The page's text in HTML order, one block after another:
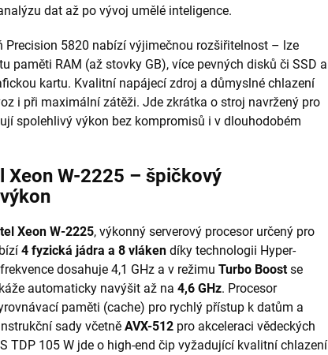
dat až po vývoj umělé inteligence.
Precision 5820 nabízí výjimečnou rozšiřitelnost – lze
paměti RAM (až stovky GB), více pevných disků či SSD a
kartu. Kvalitní napájecí zdroj a důmyslné chlazení
i při maximální zátěži. Jde zkrátka o stroj navržený pro
spolehlivý výkon bez kompromisů i v dlouhodobém
Xeon W-2225 – špičkový
Xeon W-2225, výkonný serverový procesor určený pro
4 fyzická jádra a 8 vláken díky technologii Hyper-
dosahuje 4,1 GHz a v režimu Turbo Boostse
automaticky navýšit až na 4,6 GHz. Procesor
paměti (cache) pro rychlý přístup k datům a
sady včetně AVX-512 pro akceleraci vědeckých
TDP 105 W jde o high-end čip vyžadující kvalitní chlazení